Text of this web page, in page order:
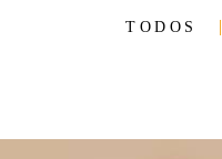
TODOS